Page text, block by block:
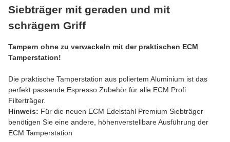
Siebträger mit geraden und mit
schrägem Griff
Tampern ohne zu verwackeln mit der praktischen ECM
Tamperstation!
Die praktische Tamperstation aus poliertem Aluminium ist das
perfekt passende Espresso Zubehör für alle ECM Profi
Filterträger.
Hinweis: Für die neuen ECM Edelstahl Premium Siebträger
benötigen Sie eine andere, höhenverstellbare Ausführung der
ECM Tamperstation